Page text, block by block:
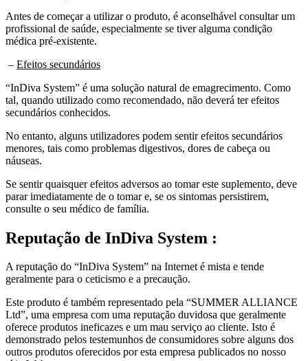
Antes de começar a utilizar o produto, é aconselhável consultar um
profissional de saúde, especialmente se tiver alguma condição
médica pré-existente.
– Efeitos secundários
“InDiva System” é uma solução natural de emagrecimento. Como
tal, quando utilizado como recomendado, não deverá ter efeitos
secundários conhecidos.
No entanto, alguns utilizadores podem sentir efeitos secundários
menores, tais como problemas digestivos, dores de cabeça ou
náuseas.
Se sentir quaisquer efeitos adversos ao tomar este suplemento, deve
parar imediatamente de o tomar e, se os sintomas persistirem,
consulte o seu médico de família.
Reputação de InDiva System :
A reputação do “InDiva System” na Internet é mista e tende
geralmente para o ceticismo e a precaução.
Este produto é também representado pela “SUMMER ALLIANCE
Ltd”, uma empresa com uma reputação duvidosa que geralmente
oferece produtos ineficazes e um mau serviço ao cliente. Isto é
demonstrado pelos testemunhos de consumidores sobre alguns dos
outros produtos oferecidos por esta empresa publicados no nosso